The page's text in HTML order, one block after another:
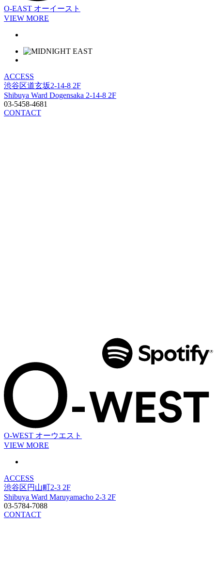
O-EAST オーイースト
VIEW MORE
ACCESS
渋谷区道玄坂2-14-8 2F
Shibuya Ward Dogensaka 2-14-8 2F
03-5458-4681
CONTACT
O-WEST オーウエスト
VIEW MORE
ACCESS
渋谷区円山町2-3 2F
Shibuya Ward Maruyamacho 2-3 2F
03-5784-7088
CONTACT